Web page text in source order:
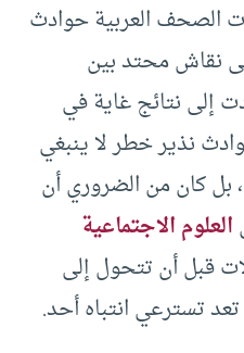
الصحف العربية حوادث
نقاش محتد بين
إلى نتائج غاية في
نذير خطر لا ينبغي
كان من الضروري أن
العلوم الاجتماعية
قبل أن تتحول إلى
تسترعي انتباه أحد.